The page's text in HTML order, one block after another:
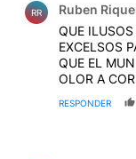
caida, por
el cargo, el
RR Ruben
QUE
EXCELSOS
QUE EL
OLOR A
RESPONDER